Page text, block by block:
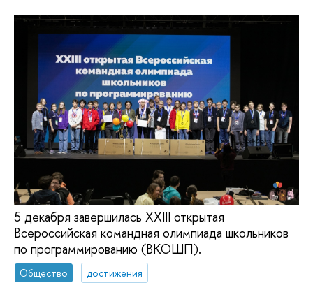
5 декабря завершилась XXIII открытая
Всероссийская командная олимпиада школьников
по программированию (ВКОШП).
Общество
достижения